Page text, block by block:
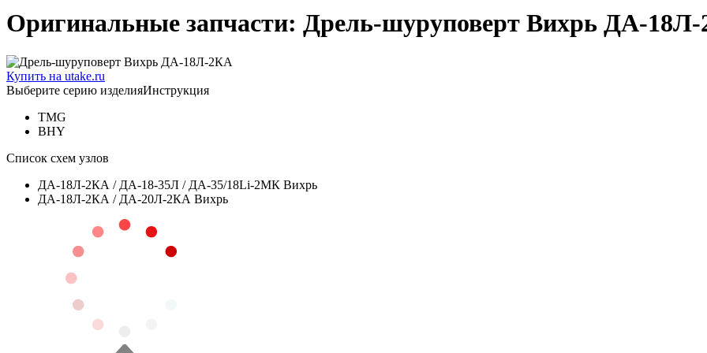
Оригинальные запчасти: Дрель-шуруповерт Вихрь ДА-
Купить на utake.ru
Выберите серию изделияИнструкция
TMG
BHY
Список схем узлов
ДА-18Л-2КА / ДА-18-35Л / ДА-35/18Li-2МК Вихрь
ДА-18Л-2КА / ДА-20Л-2КА Вихрь